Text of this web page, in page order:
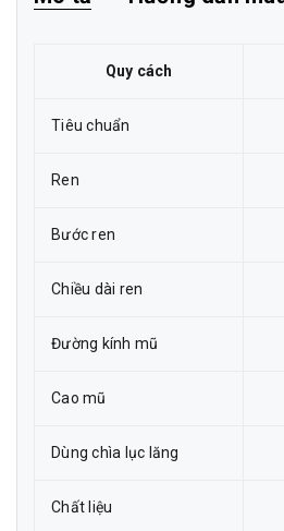
Quy cách
Tiêu chuẩn
Ren
Bước ren
Chiều dài ren
Đường kính mũ
Cao mũ
Dùng chìa lục lăng
Chất liệu